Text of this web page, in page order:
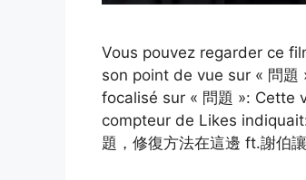
Vous pouvez regarder ce
son point de vue sur « 問
focalisé sur « 問題 »: Cette
compteur de Likes
題，修復方法在這邊 ft.謝伯